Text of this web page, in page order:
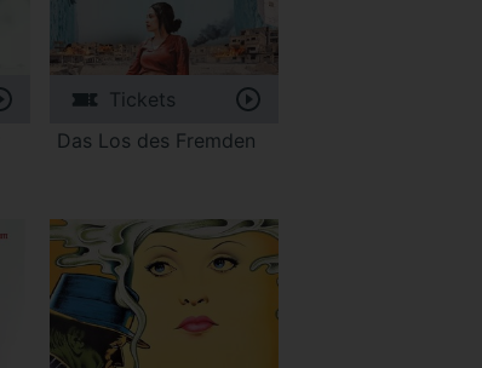
Tickets
Das Los des Fremden